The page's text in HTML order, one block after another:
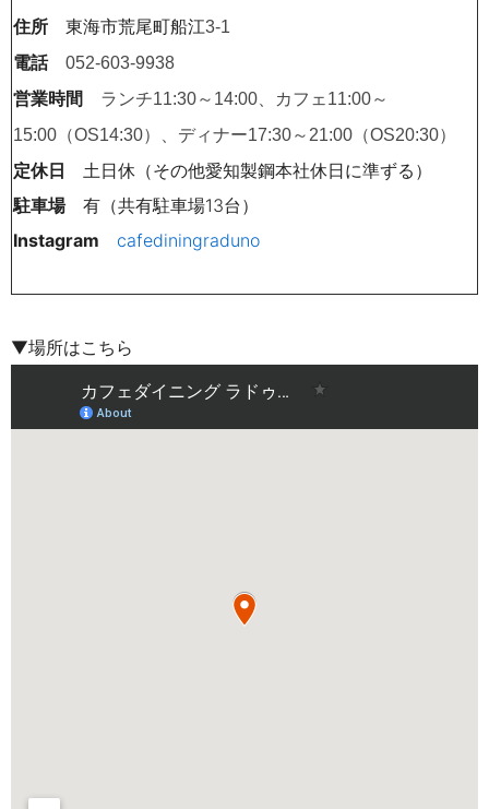
住所 東海市荒尾町船江3-1
電話 052-603-9938
営業時間
ランチ11:30～14:00、カフェ11:00～
15:00（OS14:30）、ディナー17:30～21:00（OS20:30）
定休日 土日休（その他愛知製鋼本社休日に準ずる）
駐車場有（共有駐車場13台）
Instagram
cafediningraduno
▼場所はこちら